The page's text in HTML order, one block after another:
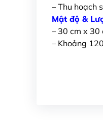
– Thu hoạch
Mật độ &
– 30 cm x 30
– Khoảng